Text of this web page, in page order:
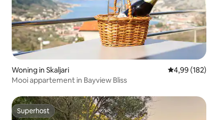
Woning in Skaljari Gemiddelde
4,99 (182)
Mooi appartement in Bayview Bliss
Superhost
Superhost